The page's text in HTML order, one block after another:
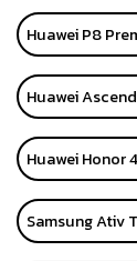
Huawei P8
Huawei
Huawei Honor
Samsung Ativ